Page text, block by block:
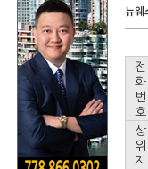
뉴웨
전
화
번
호
상
위
지